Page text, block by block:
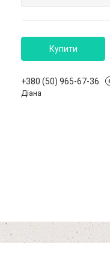
Купити
+380 (50) 965-67-36
Діана